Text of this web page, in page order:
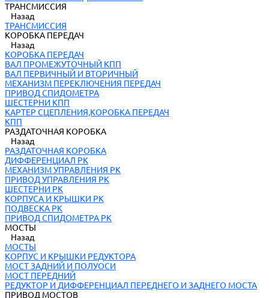
ТРАНСМИССИЯ
Назад
ТРАНСМИССИЯ
КОРОБКА ПЕРЕДАЧ
Назад
КОРОБКА ПЕРЕДАЧ
ВАЛ ПРОМЕЖУТОЧНЫЙ КПП
ВАЛ ПЕРВИЧНЫЙ И ВТОРИЧНЫЙ
МЕХАНИЗМ ПЕРЕКЛЮЧЕНИЯ ПЕРЕДАЧ
ПРИВОД СПИДОМЕТРА
ШЕСТЕРНИ КПП
КАРТЕР СЦЕПЛЕНИЯ,КОРОБКА ПЕРЕДАЧ
КПП
РАЗДАТОЧНАЯ КОРОБКА
Назад
РАЗДАТОЧНАЯ КОРОБКА
ДИФФЕРЕНЦИАЛ РК
МЕХАНИЗМ УПРАВЛЕНИЯ РК
ПРИВОД УПРАВЛЕНИЯ РК
ШЕСТЕРНИ РК
КОРПУСА И КРЫШКИ РК
ПОДВЕСКА РК
ПРИВОД СПИДОМЕТРА РК
МОСТЫ
Назад
МОСТЫ
КОРПУС И КРЫШКИ РЕДУКТОРА
МОСТ ЗАДНИЙ И ПОЛУОСИ
МОСТ ПЕРЕДНИЙ
РЕДУКТОР И ДИФФЕРЕНЦИАЛ ПЕРЕДНЕГО И ЗАДНЕГО МОСТА
ПРИВОД МОСТОВ